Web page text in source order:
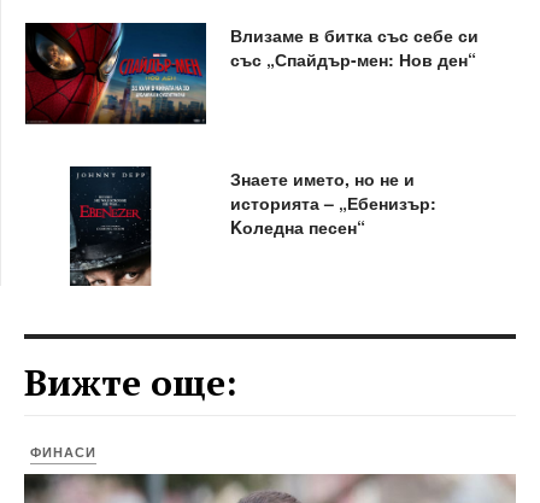
Влизаме в битка със себе си
със „Спайдър-мен: Нов ден“
Знаете името, но не и
историята – „Ебенизър:
Kоледна песен“
Вижте още:
ФИНАСИ